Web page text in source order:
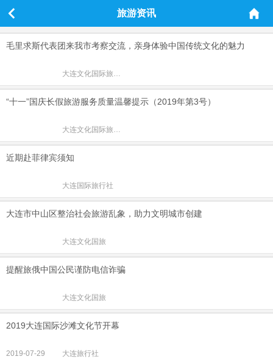
旅游资讯
毛里求斯代表团来我市考察交流，亲身体验中国传统文化的魅力
大连文化国际旅行社
“十一”国庆长假旅游服务质量温馨提示（2019年第3号）
大连文化国际旅行社
近期赴菲律宾须知
大连国际旅行社
大连市中山区整治社会旅游乱象，助力文明城市创建
大连文化国旅
提醒旅俄中国公民谨防电信诈骗
大连文化国旅
2019大连国际沙滩文化节开幕
2019-07-29 大连旅行社